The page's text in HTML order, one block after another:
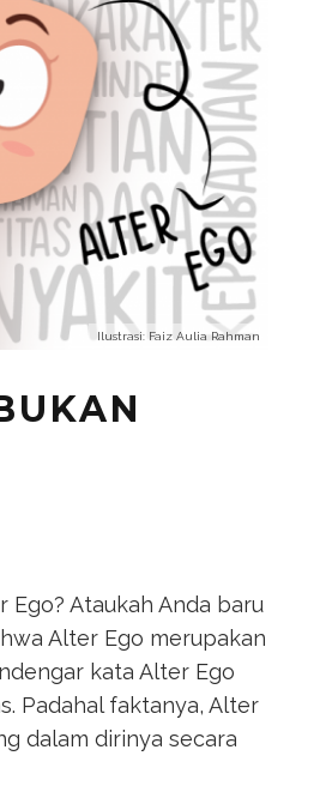
Ilustrasi: Faiz Aulia Rahman
Ataukah Anda baru
Alter Ego merupakan
kata Alter Ego
Padahal faktanya, Alter
dalam dirinya secara